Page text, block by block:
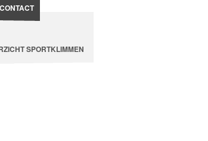
SPORTKLIMMEN
CONTACT